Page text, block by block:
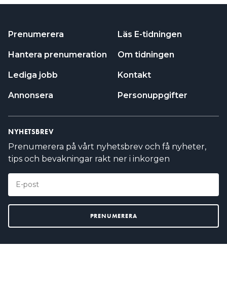
Prenumerera
Hantera prenumeration
Lediga jobb
Annonsera
Läs E-tidningen
Om tidningen
Kontakt
Personuppgifter
NYHETSBREV
Prenumerera på vårt nyhetsbrev och få nyheter,
tips och bevakningar rakt ner i inkorgen